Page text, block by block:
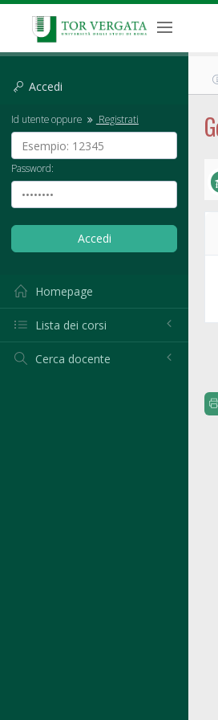
Accedi
Id utente oppure Registrati
Password:
Homepage
Lista dei corsi
Cerca docente